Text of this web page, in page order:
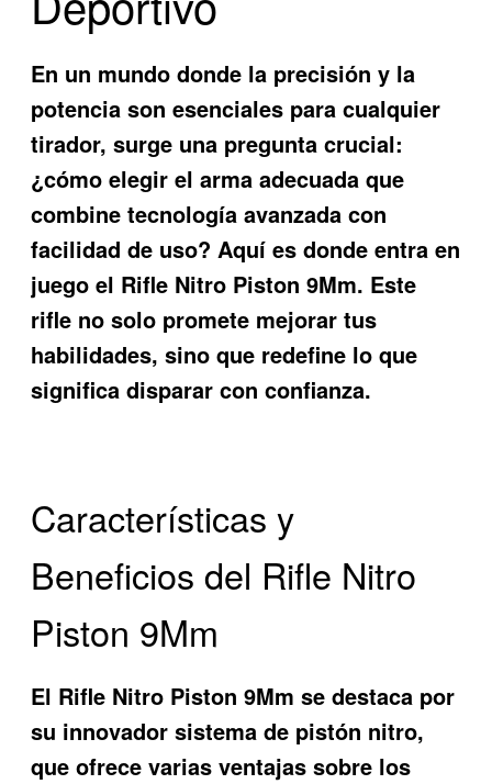
En un mundo donde la precisión y la
potencia son esenciales para cualquier
tirador, surge una pregunta crucial:
¿cómo elegir el arma adecuada que
combine tecnología avanzada con
facilidad de uso? Aquí es donde entra en
juego el Rifle Nitro Piston 9Mm. Este
rifle no solo promete mejorar tus
habilidades, sino que redefine lo que
significa disparar con confianza.
Características y
Beneficios del Rifle Nitro
Piston 9Mm
El Rifle Nitro Piston 9Mm se destaca por
su innovador sistema de pistón nitro,
que ofrece varias ventajas sobre los